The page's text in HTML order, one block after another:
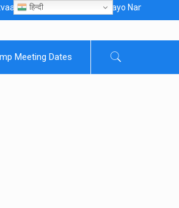
Gurubhayo NamaH ||
Meeting Dates
हिन्दी